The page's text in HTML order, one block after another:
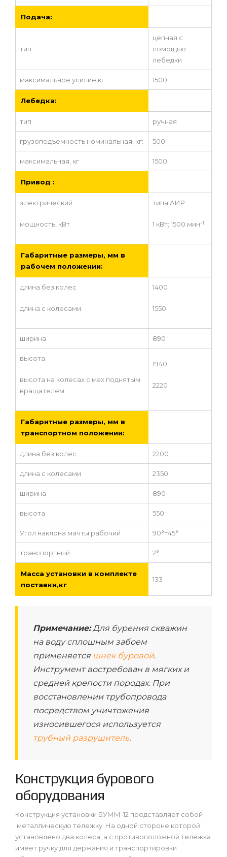
Подача:
тип
цепная с
помощью
лебедки
максимальное усилие,кг 1500
Лебедка:
тип ручная
грузоподъемность номинальная, кг: 500
максимальная, кг 1500
Привод :
электрический
мощность, кВт
типа АИР
1 кВт; 1500 мин-1
Габаритные размеры, мм в
рабочем положении:
длина без колес
длина с колесами
1400
1550
ширина 890
высота
высота на колесах с мах поднятым
вращателем
1940
2220
Габаритные размеры, мм в
транспортном положении:
длина без колес 2200
длина с колесами 2350
ширина 890
высота 550
Угол наклона мачты рабочий 90°÷45°
транспортный 2°
Масса установки в комплекте
поставки,кг
133
Примечание:Для бурения скважин
на воду сплошным забоем
применяется шнек буровой.
Инструмент востребован в мягких и
средней крепости породах. При
восстановлении трубопровода
посредством уничтожения
износившегося используется
трубный разрушитель.
Конструкция бурового
оборудования
Конструкция установки БУММ-12 представляет собой
металлическую тележку. На одной стороне которой
установлено два колеса, а с противоположной тележка
имеет ручку для держания и транспортировки